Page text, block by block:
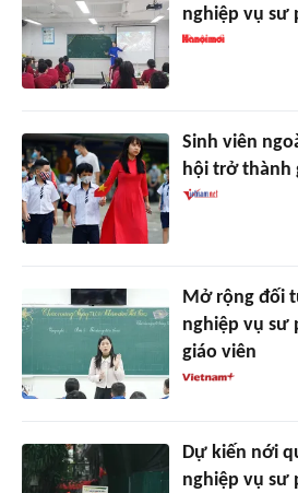
nghiệp vụ sư
Sinh viên
hội trở thành
Mở rộng đối
nghiệp vụ sư
giáo viên
Dự kiến nới
nghiệp vụ sư